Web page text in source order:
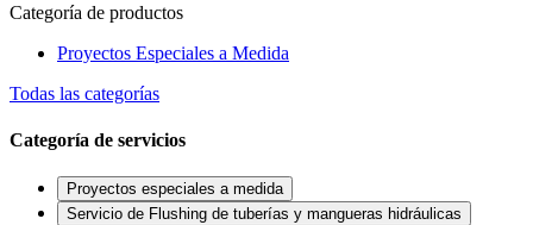
Categoría de productos
Proyectos Especiales a Medida
Todas las categorías
Categoría de servicios
Proyectos especiales a medida
Servicio de Flushing de tuberías y mangueras hidráulicas